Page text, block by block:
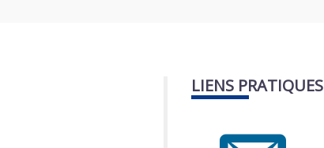
LIENS PRATIQUES